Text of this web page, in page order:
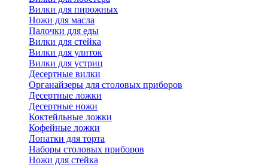
Вилки для пирожных
Ножи для масла
Палочки для еды
Вилки для стейка
Вилки для улиток
Вилки для устриц
Десертные вилки
Органайзеры для столовых приборов
Десертные ложки
Десертные ножи
Коктейльные ложки
Кофейные ложки
Лопатки для торта
Наборы столовых приборов
Ножи для стейка